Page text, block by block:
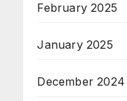
February 2025
January 2025
December 2024